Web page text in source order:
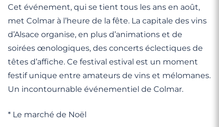
Cet événement, qui se tient tous les ans en août,
met Colmar à l’heure de la fête. La capitale des vins
d’Alsace organise, en plus d’animations et de
soirées œnologiques, des concerts éclectiques de
têtes d’affiche. Ce festival estival est un moment
festif unique entre amateurs de vins et mélomanes.
Un incontournable événementiel de Colmar.
* Le marché de Noël